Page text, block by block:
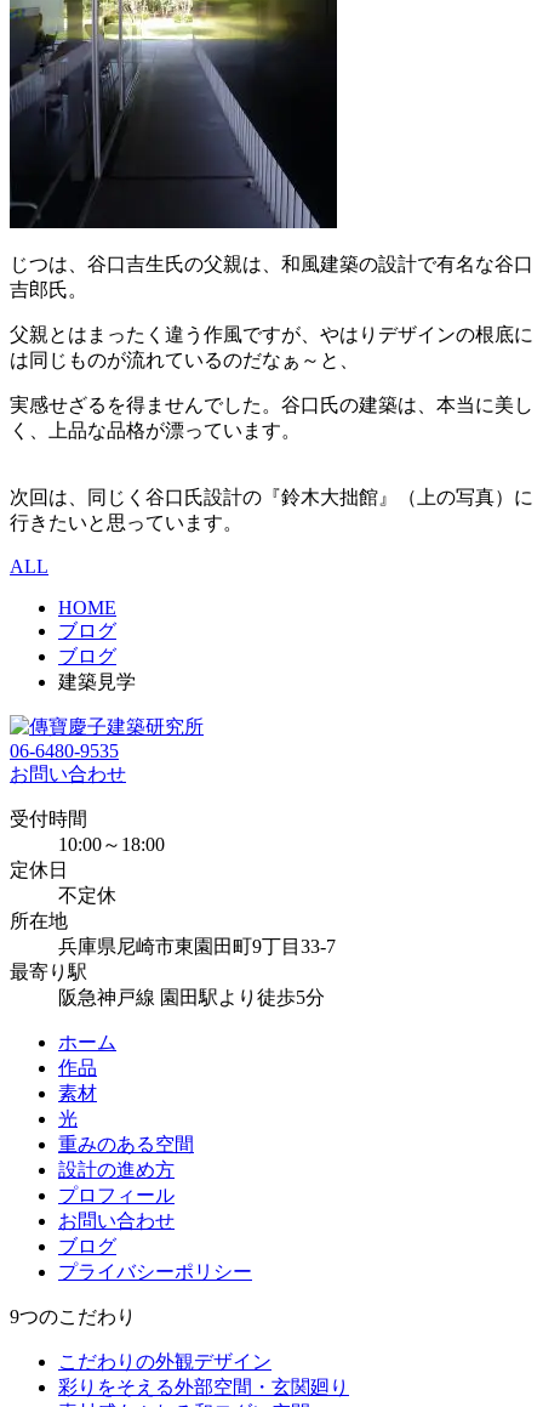
じつは、谷口吉生氏の父親は、和風建築の設計で有名な谷口
吉郎氏。
父親とはまったく違う作風ですが、やはりデザインの根底に
は同じものが流れているのだなぁ～と、
実感せざるを得ませんでした。谷口氏の建築は、本当に美し
く、上品な品格が漂っています。
次回は、同じく谷口氏設計の『鈴木大拙館』（上の写真）に
行きたいと思っています。
ALL
HOME
ブログ
ブログ
建築見学
06-6480-9535
お問い合わせ
受付時間
10:00～18:00
定休日
不定休
所在地
兵庫県尼崎市東園田町9丁目33-7
最寄り駅
阪急神戸線 園田駅より徒歩5分
ホーム
作品
素材
光
重みのある空間
設計の進め方
プロフィール
お問い合わせ
ブログ
プライバシーポリシー
9つのこだわり
こだわりの外観デザイン
彩りをそえる外部空間・玄関廻り